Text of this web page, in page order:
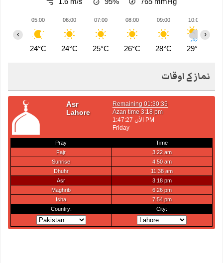
05:00
24°C
06:00
24°C
07:00
25°C
08:00
26°C
09:00
28°C
10:00
29°C
‹ ›
نماز کے اوقات